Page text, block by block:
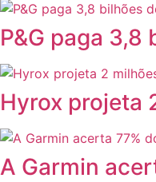
P&G paga
Hyrox projeta
A Garmin